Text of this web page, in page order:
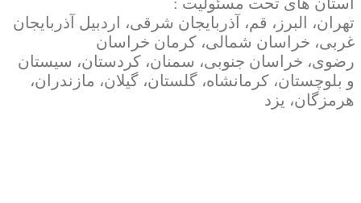
تهران، البرز، قم، آذربایجان شرقی، اردبیل آذربایجان
غربی، خراسان شمالی، کرمان خراسان
رضوی، خراسان جنوبی، سمنان، کردستان، سیستان
و بلوچستان، کرمانشاه، گلستان، گیلان، مازندران،
هرمزگان، یزد